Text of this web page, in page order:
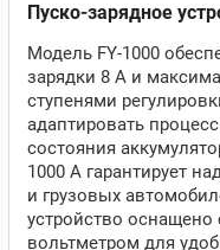
Пуско-зарядное
Модель FY-1000
зарядки 8 А и
ступенями
адаптировать
состояния
1000 А гарантирует
и грузовых
устройство
вольтметром для